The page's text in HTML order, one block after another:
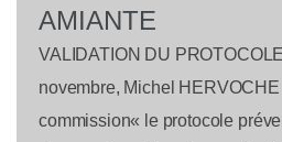
AMIANTE
VALIDATION DU
novembre, Michel
commission« le protocole